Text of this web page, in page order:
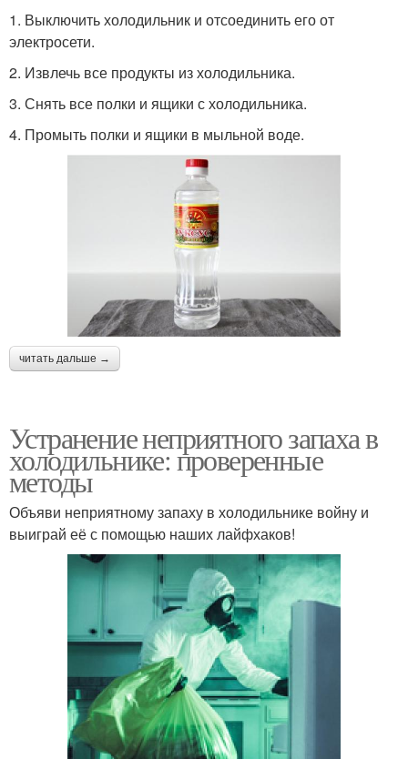
1. Выключить холодильник и отсоединить его от
электросети.
2. Извлечь все продукты из холодильника.
3. Снять все полки и ящики с холодильника.
4. Промыть полки и ящики в мыльной воде.
читать дальше →
Устранение неприятного запаха в
холодильнике: проверенные
методы
Объяви неприятному запаху в холодильнике войну и
выиграй её с помощью наших лайфхаков!